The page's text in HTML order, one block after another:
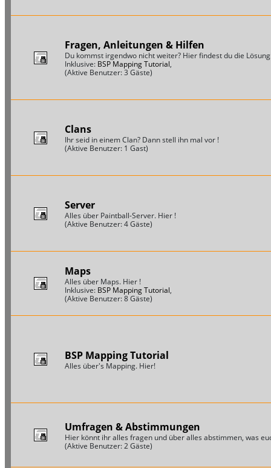
Fragen, Anleitungen & Hilfen
Du kommst irgendwo nicht weiter? Hier findest du die
Inklusive: BSP Mapping Tutorial,
(Aktive Benutzer: 3 Gäste)
Clans
Ihr seid in einem Clan? Dann stell ihn mal vor !
(Aktive Benutzer: 1 Gast)
Server
Alles über Paintball-Server. Hier !
(Aktive Benutzer: 4 Gäste)
Maps
Alles über Maps. Hier !
Inklusive: BSP Mapping Tutorial,
(Aktive Benutzer: 8 Gäste)
BSP Mapping Tutorial
Alles über's Mapping. Hier!
Umfragen & Abstimmungen
Hier könnt ihr alles fragen und über alles abstimmen, was
(Aktive Benutzer: 2 Gäste)